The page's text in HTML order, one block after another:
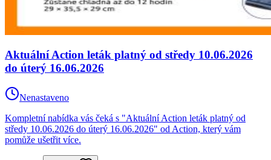
Aktuální Action leták platný od středy 10.06.2026
do úterý 16.06.2026
Nenastaveno
Kompletní nabídka vás čeká s "Aktuální Action leták platný od
středy 10.06.2026 do úterý 16.06.2026" od Action, který vám
pomůže ušetřit více.